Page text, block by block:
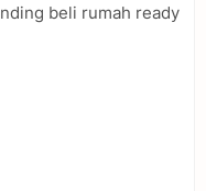
beli rumah ready